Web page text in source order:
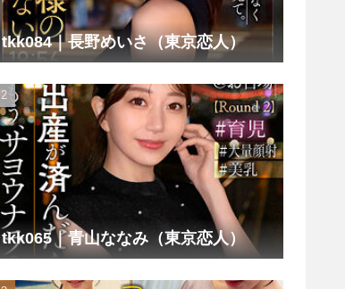
tkk084｜長野めいさ（東京恋人）
tkk065｜青山ななみ（東京恋人）